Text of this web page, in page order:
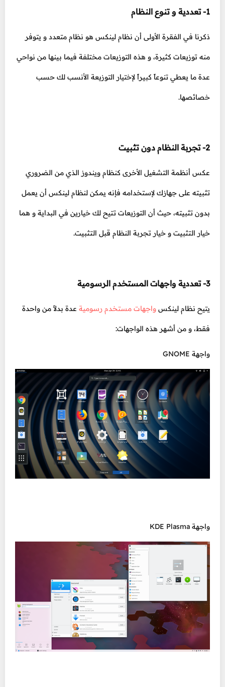
1- تعددية و تنوع النظام
ذكرنا في الفقرة الأولى أن نظام لينكس هو نظام متعدد و يتوفر
منه توزيعات كثيرة، و هذه التوزيعات مختلفة فيما بينها من نواحي
عدة ما يعطي تنوعاً كبيراً لإختيار التوزيعة الأنسب لك حسب
خصائصها.
2- تجربة النظام دون تثبيت
عكس أنظمة التشغيل الأخرى كنظام ويندوز الذي من الضروري
تثبيته على جهازك لإستخدامه فإنه يمكن لنظام لينكس أن يعمل
بدون تثبيته، حيث أن التوزيعات تتيح لك خيارين في البداية و هما
خيار التثبيت و خيار تجربة النظام قبل التثبيت.
3- تعددية واجهات المستخدم الرسومية
يتيح نظام لينكس واجهات مستخدم رسومية عدة بدلاً من واحدة
فقط، و من أشهر هذه الواجهات:
واجهة GNOME
واجهة KDE Plasma